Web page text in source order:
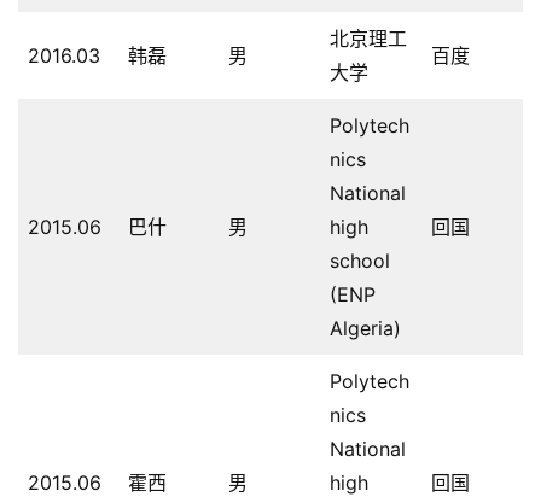
2016.03 韩磊 男
北京理工
大学
百度
2015.06 巴什 男
Polytech
nics
National
high
school
(ENP
Algeria)
回国
2015.06 霍西 男
Polytech
nics
National
high
回国